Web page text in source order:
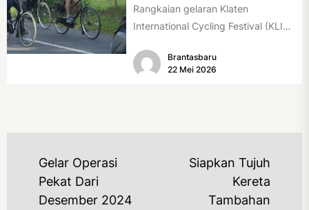
Rangkaian gelaran Klaten
International Cycling Festival (KLIC
(17/5/2026). Rangkaian kegiatan
dibuka...
Brantasbaru
22 Mei 2026
NAVIGASI
POS
Gelar Operasi
Pekat Dari
Desember 2024
Siapkan Tujuh
Kereta
Tambahan